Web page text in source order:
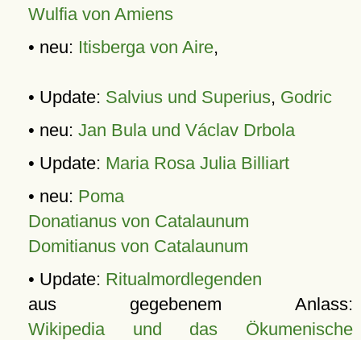
Wulfia von Amiens
• neu: Itisberga von Aire,
• Update: Salvius und Superius, Godric
• neu: Jan Bula und Václav Drbola
• Update: Maria Rosa Julia Billiart
• neu: Poma
Donatianus von Catalaunum
Domitianus von Catalaunum
• Update: Ritualmordlegenden
aus gegebenem Anlass:
Wikipedia und das Ökumenische